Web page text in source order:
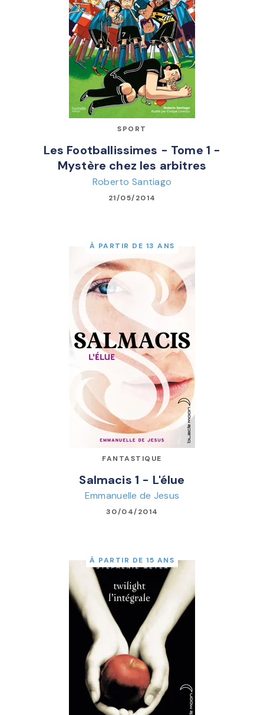
SPORT
Les Footballissimes - Tome 1 -
Mystère chez les arbitres
Roberto Santiago
21/05/2014
À PARTIR DE 13 ANS
FANTASTIQUE
Salmacis 1 - L'élue
Emmanuelle de Jesus
30/04/2014
À PARTIR DE 15 ANS